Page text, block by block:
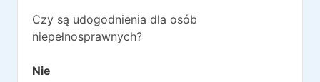
Czy są udogodnienia dla osób
niepełnosprawnych?
Nie